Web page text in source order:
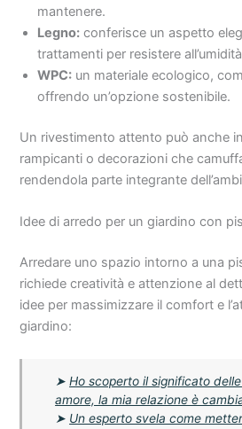
mantenere.
Legno: conferisce un aspetto
trattamenti per resistere
WPC: un materiale ecologico,
offrendo un’opzione sostenibile.
Un rivestimento attento può anche
rampicanti o decorazioni che
rendendola parte integrante
Idee di arredo per un giardino con
Arredare uno spazio intorno a una
richiede creatività e attenzione al
idee per massimizzare il comfort e
giardino:
➤Ho scoperto il significato
amore, la mia relazione è
➤ Un esperto svela come